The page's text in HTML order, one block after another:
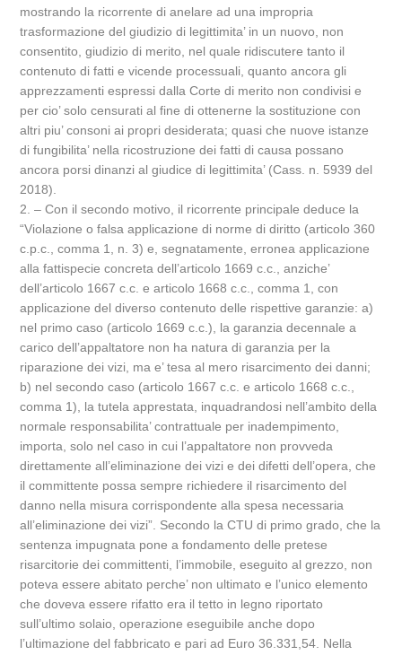
mostrando la ricorrente di anelare ad una impropria
trasformazione del giudizio di legittimita’ in un nuovo, non
consentito, giudizio di merito, nel quale ridiscutere tanto il
contenuto di fatti e vicende processuali, quanto ancora gli
apprezzamenti espressi dalla Corte di merito non condivisi e
per cio’ solo censurati al fine di ottenerne la sostituzione con
altri piu’ consoni ai propri desiderata; quasi che nuove istanze
di fungibilita’ nella ricostruzione dei fatti di causa possano
ancora porsi dinanzi al giudice di legittimita’ (Cass. n. 5939 del
2018).
2. – Con il secondo motivo, il ricorrente principale deduce la
“Violazione o falsa applicazione di norme di diritto (articolo 360
c.p.c., comma 1, n. 3) e, segnatamente, erronea applicazione
alla fattispecie concreta dell’articolo 1669 c.c., anziche’
dell’articolo 1667 c.c. e articolo 1668 c.c., comma 1, con
applicazione del diverso contenuto delle rispettive garanzie: a)
nel primo caso (articolo 1669 c.c.), la garanzia decennale a
carico dell’appaltatore non ha natura di garanzia per la
riparazione dei vizi, ma e’ tesa al mero risarcimento dei danni;
b) nel secondo caso (articolo 1667 c.c. e articolo 1668 c.c.,
comma 1), la tutela apprestata, inquadrandosi nell’ambito della
normale responsabilita’ contrattuale per inadempimento,
importa, solo nel caso in cui l’appaltatore non provveda
direttamente all’eliminazione dei vizi e dei difetti dell’opera, che
il committente possa sempre richiedere il risarcimento del
danno nella misura corrispondente alla spesa necessaria
all’eliminazione dei vizi”. Secondo la CTU di primo grado, che la
sentenza impugnata pone a fondamento delle pretese
risarcitorie dei committenti, l’immobile, eseguito al grezzo, non
poteva essere abitato perche’ non ultimato e l’unico elemento
che doveva essere rifatto era il tetto in legno riportato
sull’ultimo solaio, operazione eseguibile anche dopo
l’ultimazione del fabbricato e pari ad Euro 36.331,54. Nella